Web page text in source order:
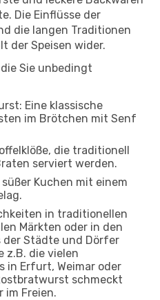
Die Einflüsse der
die langen Traditionen
der Speisen wider.
Sie unbedingt
Eine klassische
im Brötchen mit Senf
die traditionell
serviert werden.
Kuchen mit einem
in traditionellen
Märkten oder in den
Städte und Dörfer
z.B. die vielen
in Erfurt, Weimar oder
schmeckt
im Freien.